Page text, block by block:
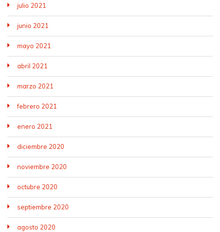
julio 2021
junio 2021
mayo 2021
abril 2021
marzo 2021
febrero 2021
enero 2021
diciembre 2020
noviembre 2020
octubre 2020
septiembre 2020
agosto 2020